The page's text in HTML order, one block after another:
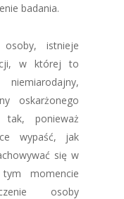
badania.
osoby, istnieje
w której to
oskarżonego
tak, ponieważ
wypaść, jak
się w
momencie
osoby